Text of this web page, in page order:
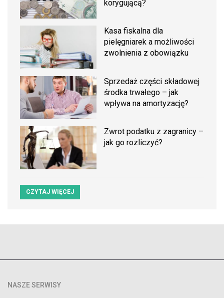
korygującą?
Kasa fiskalna dla
pielęgniarek a możliwości
zwolnienia z obowiązku
Sprzedaż części składowej
środka trwałego – jak
wpływa na amortyzację?
Zwrot podatku z zagranicy –
jak go rozliczyć?
CZYTAJ WIĘCEJ
NASZE SERWISY